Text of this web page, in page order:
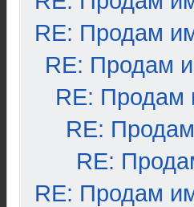
RE: Продам
RE: Продам
RE: Продам
RE:
RE:
RE: Продам